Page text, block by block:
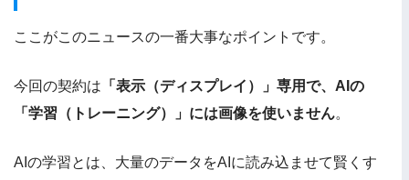
ここがこのニュースの一番大事なポイントです。
今回の契約は 「表示（ディスプレイ）」専用で、AIの
「学習（トレーニング）」には画像を使いません。
AIの学習とは、大量のデータをAIに読み込ませて賢くす